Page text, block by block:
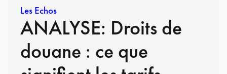
Les Echos
ANALYSE: Droits de
douane : ce que